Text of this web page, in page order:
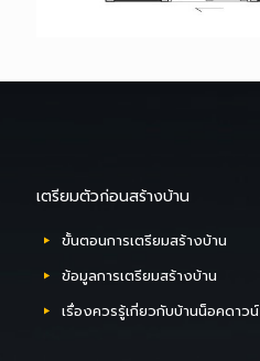
เตรียมตัวก่อนสร้างบ้าน
ขั้นตอนการเตรียมสร้างบ้าน
ข้อมูลการเตรียมสร้างบ้าน
เรื่องควรรู้เกี่ยวกับบ้านน็อคดาวน์